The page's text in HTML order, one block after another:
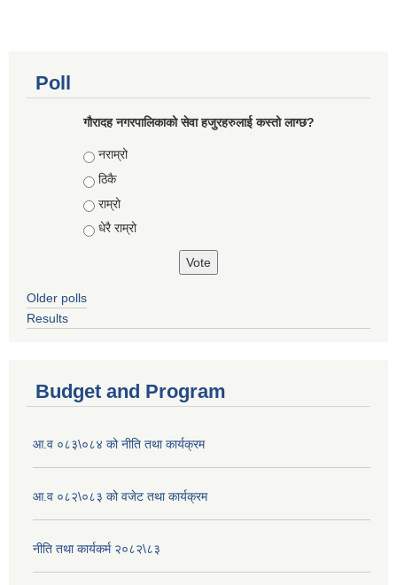
Poll
गौरादह नगरपालिकाको सेवा हजुरहरुलाई कस्तो लाग्छ?
Choices
नराम्रो
ठिकै
राम्रो
धेरै राम्रो
Older polls
Results
Budget and Program
आ.व ०८३\०८४ को नीति तथा कार्यक्रम
आ.व ०८२\०८३ को वजेट तथा कार्यक्रम
नीति तथा कार्यकर्म २०८२\८३